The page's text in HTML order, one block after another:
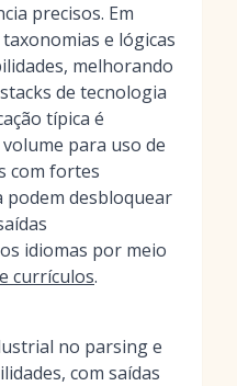
precisos. Em
e lógicas
melhorando
de tecnologia
típica é
para uso de
com fortes
podem desbloquear
idiomas por meio
currículos.
no parsing e
com saídas